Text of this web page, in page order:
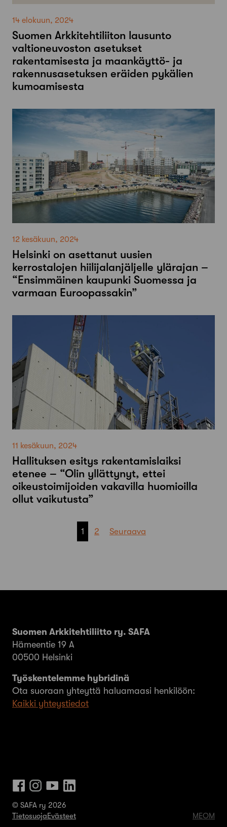
14 elokuun, 2024
Suomen Arkkitehtiliiton lausunto
valtioneuvoston asetukset
rakentamisesta ja maankäyttö- ja
rakennusasetuksen eräiden pykälien
kumoamisesta
12 kesäkuun, 2024
Helsinki on asettanut uusien
kerrostalojen hiilijalanjäljelle ylärajan –
“Ensimmäinen kaupunki Suomessa ja
varmaan Euroopassakin”
11 kesäkuun, 2024
Hallituksen esitys rakentamislaiksi
etenee – “Olin yllättynyt, ettei
oikeustoimijoiden vakavilla huomioilla
ollut vaikutusta”
1 2 Seuraava
Suomen Arkkitehtiliitto ry. SAFA
Hämeentie 19 A
00500 Helsinki
Työskentelemme hybridinä
Ota suoraan yhteyttä haluamaasi henkilöön:
Kaikki yhteystiedot
© SAFA ry 2026
TietosuojaEvästeet MEOM